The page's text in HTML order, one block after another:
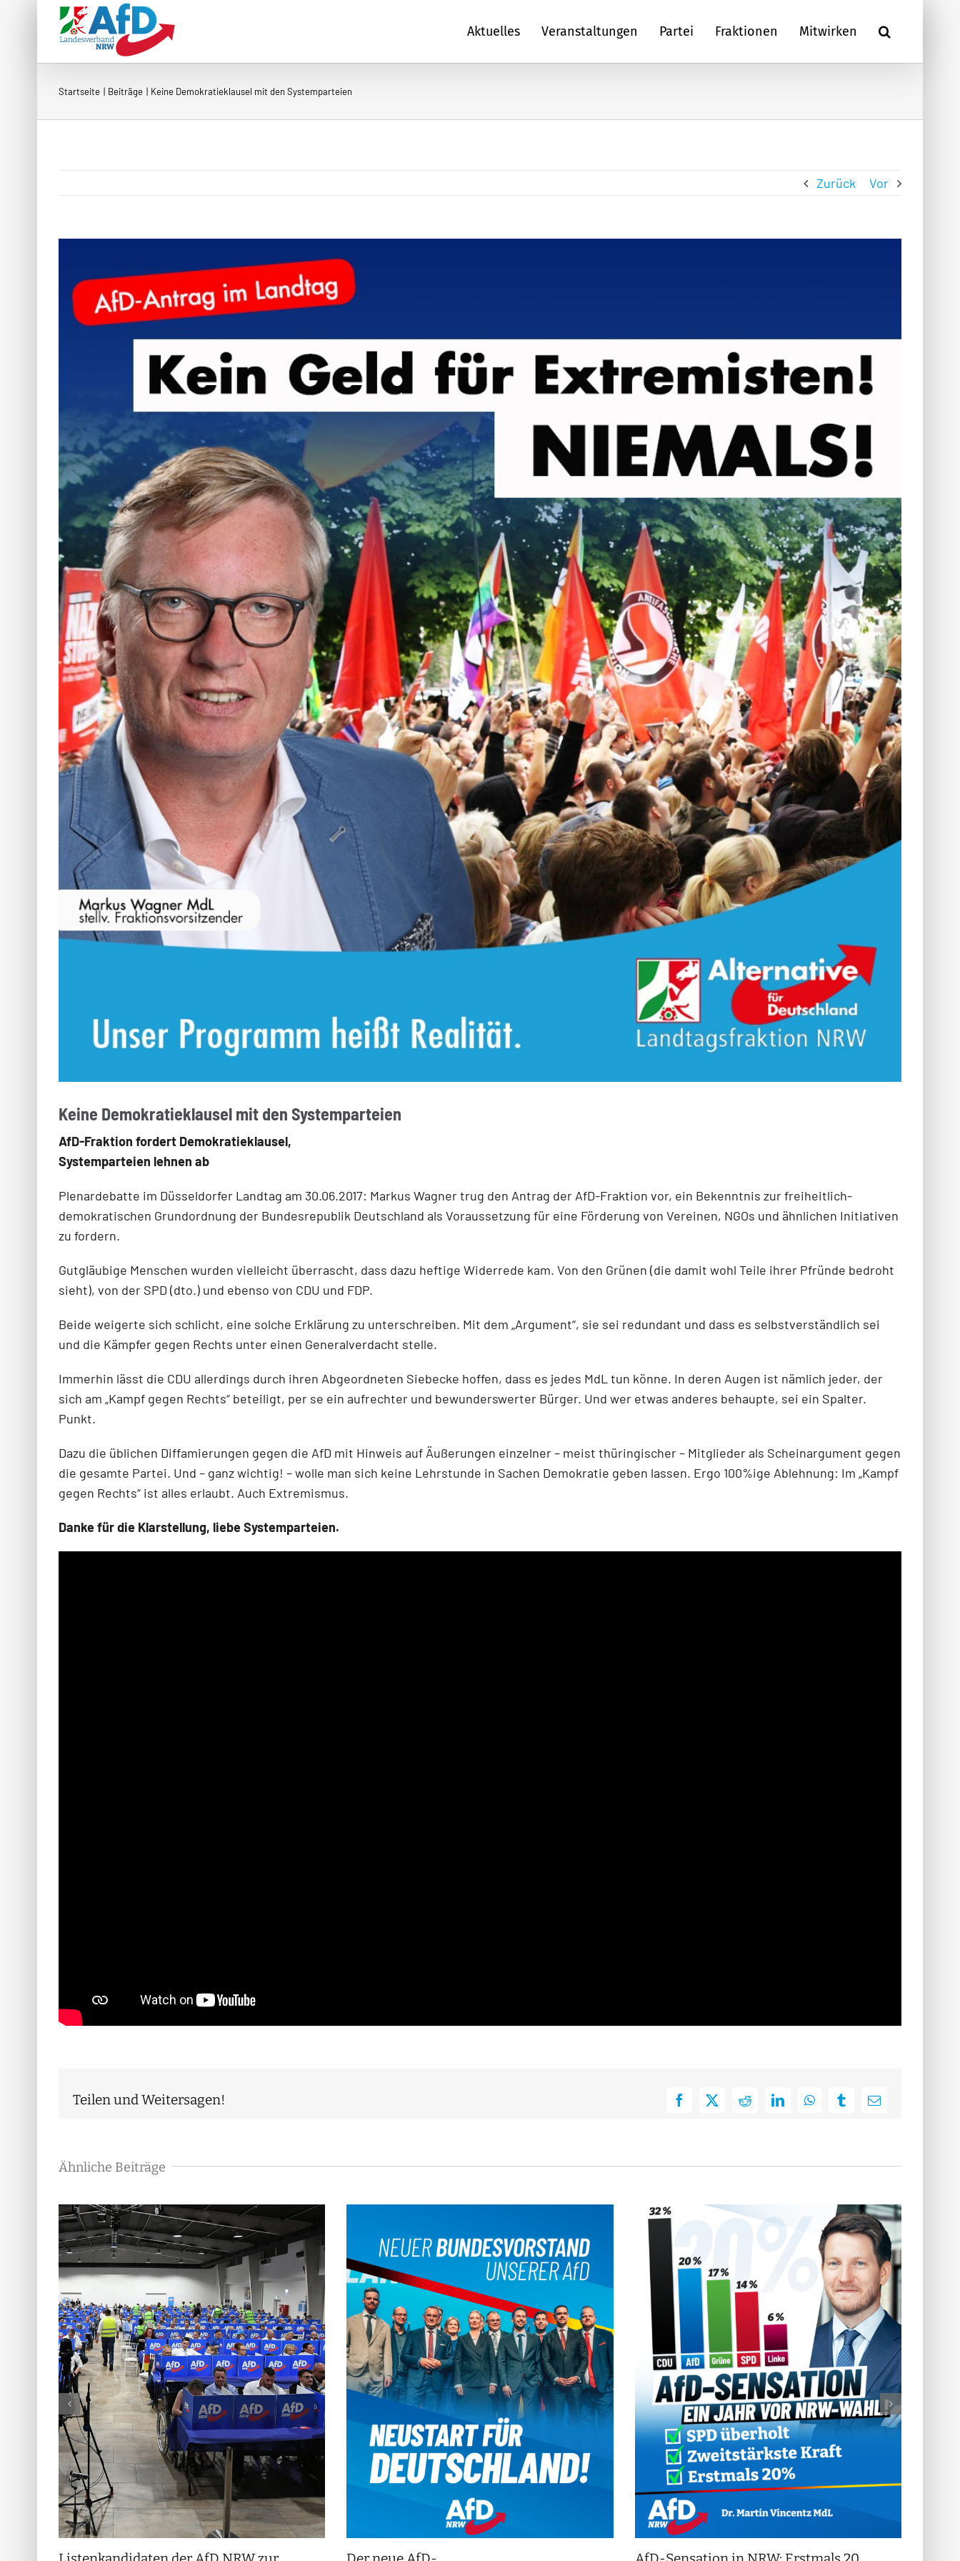
Aktuelles Veranstaltungen Partei Fraktionen Mitwirken
Startseite Beiträge Keine Demokratieklausel mit den Systemparteien
Zurück Vor
Keine Demokratieklausel mit den Systemparteien
AfD-Fraktion fordert Demokratieklausel,
Systemparteien lehnen ab
Plenardebatte im Düsseldorfer Landtag am 30.06.2017: Markus Wagner trug den Antrag der AfD-Fraktion vor, ein Bekenntnis zur freiheitlich-
demokratischen Grundordnung der Bundesrepublik Deutschland als Voraussetzung für eine Förderung von Vereinen, NGOs und ähnlichen Initiativen
zu fordern.
Gutgläubige Menschen wurden vielleicht überrascht, dass dazu heftige Widerrede kam. Von den Grünen (die damit wohl Teile ihrer Pfründe bedroht
sieht), von der SPD (dto.) und ebenso von CDU und FDP.
Beide weigerte sich schlicht, eine solche Erklärung zu unterschreiben. Mit dem „Argument“, sie sei redundant und dass es selbstverständlich sei
und die Kämpfer gegen Rechts unter einen Generalverdacht stelle.
Immerhin lässt die CDU allerdings durch ihren Abgeordneten Siebecke hoffen, dass es jedes MdL tun könne. In deren Augen ist nämlich jeder, der
sich am „Kampf gegen Rechts“ beteiligt, per se ein aufrechter und bewunderswerter Bürger. Und wer etwas anderes behaupte, sei ein Spalter.
Punkt.
Dazu die üblichen Diffamierungen gegen die AfD mit Hinweis auf Äußerungen einzelner – meist thüringischer – Mitglieder als Scheinargument gegen
die gesamte Partei. Und – ganz wichtig! – wolle man sich keine Lehrstunde in Sachen Demokratie geben lassen. Ergo 100%ige Ablehnung: Im „Kampf
gegen Rechts“ ist alles erlaubt. Auch Extremismus.
Danke für die Klarstellung, liebe Systemparteien.
Teilen und Weitersagen! Facebook
X RedditLinkedInWhatsAppTumblrE-
Ähnliche Beiträge